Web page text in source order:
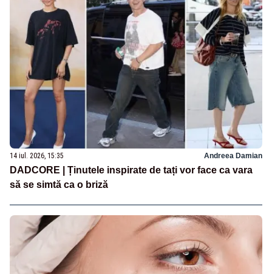
14 iul. 2026, 15:35 Andreea Damian
DADCORE | Ținutele inspirate de tați vor face ca vara
să se simtă ca o briză